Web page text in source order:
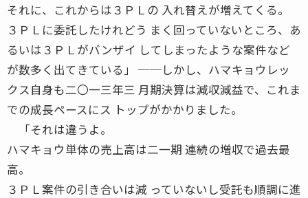
それに、これからは３ＰＬの 入れ替えが増えてくる。
３ＰＬに委託したけれどう まく回っていないところ、あ
るいは３ＰＬがバンザイ してしまったような案件など
が数多く出てきている」 ──しかし、ハマキョウレッ
クス自身も二〇一三年三 月期決算は減収減益で、これま
での成長ペースにス トップがかかりました。
「それは違うよ。
ハマキョウ単体の売上高は二一期 連続の増収で過去最
高。
３ＰＬ案件の引き合いは減 っていないし受託も順調に進